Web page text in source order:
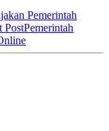
Pemerintah
PostPemerintah